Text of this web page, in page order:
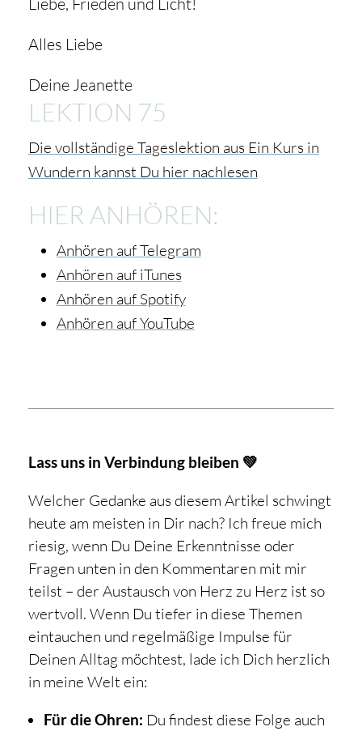
Alles Liebe
Deine Jeanette
LEKTION 75
Die vollständige Tageslektion aus Ein Kurs in
Wundern kannst Du hier nachlesen
HIER ANHÖREN:
Anhören auf Telegram
Anhören auf iTunes
Anhören auf Spotify
Anhören auf YouTube
Lass uns in Verbindung bleiben 💚
Welcher Gedanke aus diesem Artikel schwingt
heute am meisten in Dir nach? Ich freue mich
riesig, wenn Du Deine Erkenntnisse oder
Fragen unten in den Kommentaren mit mir
teilst – der Austausch von Herz zu Herz ist so
wertvoll. Wenn Du tiefer in diese Themen
eintauchen und regelmäßige Impulse für
Deinen Alltag möchtest, lade ich Dich herzlich
in meine Welt ein:
Für die Ohren: Du findest diese Folge auch